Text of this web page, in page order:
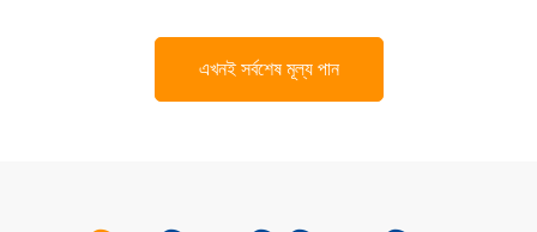
এখনই সর্বশেষ মূল্য পান